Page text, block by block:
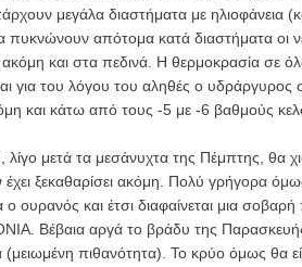
μεγάλα διαστήματα με ηλιοφάνεια
απότομα κατά διαστήματα οι
και στα πεδινά. Η θερμοκρασία σε
για του λόγου του αληθές ο
και κάτω από τους -5 με -6 βαθμούς
μετά τα μεσάνυχτα της Πέμπτης, θα
έχει ξεκαθαρίσει ακόμη. Πολύ γρήγορα
ο ουρανός και έτσι διαφαίνεται μια
Βέβαια αργά το βράδυ της
(μειωμένη πιθανότητα). Το κρύο όμως θα